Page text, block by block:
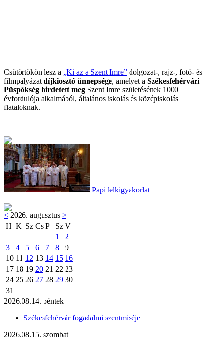
Csütörtökön lesz a „Ki az a Szent Imre” dolgozat-, rajz-, fotó- és
filmpályázat díjkiosztó ünnepsége, amelyet a Székesfehérvári
Püspökség hirdetett meg Szent Imre születésének 1000
évfordulója alkalmából, általános iskolás és középiskolás
fiataloknak.
Papi lelkigyakorlat
< 2026. augusztus >
H K Sz Cs P Sz V
1
2
3
4 5 6 7 8
9
10 11 12 13 14 15 16
17 18 19 20 21 22 23
24 25 26 27 28 29 30
31
2026.08.14. péntek
Székesfehérvár fogadalmi szentmiséje
2026.08.15. szombat